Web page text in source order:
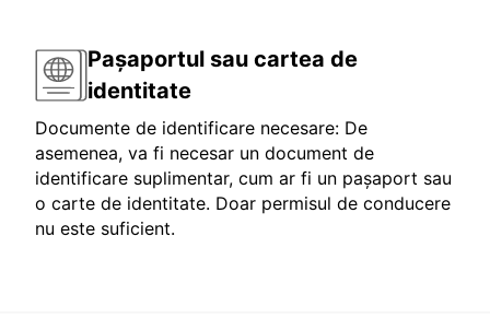
Pașaportul sau cartea de
identitate
Documente de identificare necesare: De
asemenea, va fi necesar un document de
identificare suplimentar, cum ar fi un pașaport sau
o carte de identitate. Doar permisul de conducere
nu este suficient.